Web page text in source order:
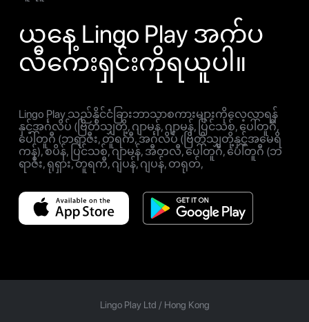
ယနေ့ Lingo Play အက်ပ
လီကေးရှင်းကိုရယူပါ။
Lingo Play သည်နိုင်ငံခြားဘာသာစကားများကိုလေ့လာရန်
နှင့်အင်္ဂလိပ် (ဗြိတိသျှတို့, ဂျာမန်, ဂျာမန်, ပြင်သစ်, ပေါ်တူဂီ,
ပေါ်တူဂီ (ဘရာဇီး, တူရကီ, အင်္ဂလိပ် (ဗြိတိသျှတို့နှင့်အမေရိ
ကန်), စပိန်, ပြင်သစ်, ဂျာမန်, အီတလီ, ပေါ်တူဂီ, ပေါ်တူဂီ (ဘ
ရာဇီး, ရုရှား, တူရကီ, ဂျပန်, ဂျပန်, တရုတ်,
Lingo Play Ltd / Hong Kong